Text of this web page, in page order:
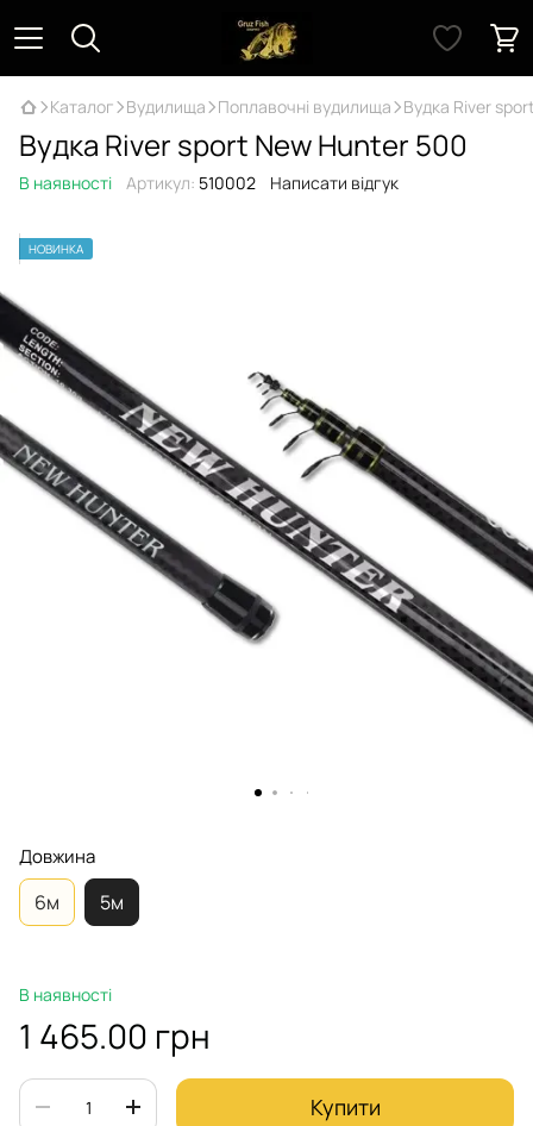
Каталог Вудилища Поплавочні вудилища Вудка River
Вудка River sport New Hunter 500
В наявності Артикул: 510002 Написати відгук
НОВИНКА
Довжина
6м 5м
В наявності
1 465.00 грн
Купити